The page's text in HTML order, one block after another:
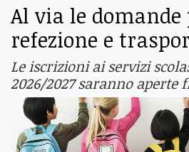
Al via le domande
refezione e
Le iscrizioni ai servizi
2026/2027 saranno aperte